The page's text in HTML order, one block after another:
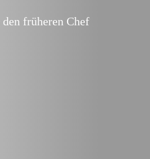
früheren Chef